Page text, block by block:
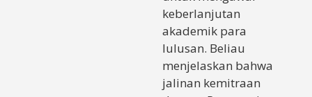
keberlanjutan
akademik para
lulusan. Beliau
menjelaskan bahwa
jalinan kemitraan